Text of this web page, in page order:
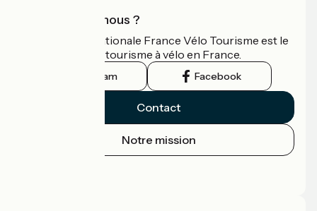
Qui sommes-nous ?
L'association nationale France Vélo Tourisme est le
guide officiel du tourisme à vélo en France.
Instagram Facebook
Contact
Notre mission